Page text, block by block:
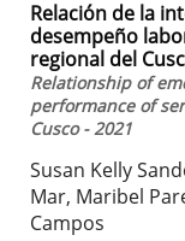
Relación de la
desempeño
regional del
Relationship of
performance of
Cusco - 2021
Susan Kelly
Mar, Maribel
Campos